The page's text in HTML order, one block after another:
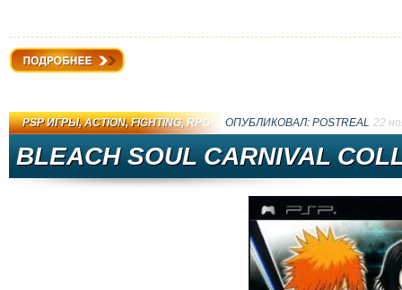
PSP ИГРЫ,ACTION,FIGHTING,RPG ОПУБЛИКОВАЛ: PОSTRЕAL 22
BLEACH SOUL CARNIVAL